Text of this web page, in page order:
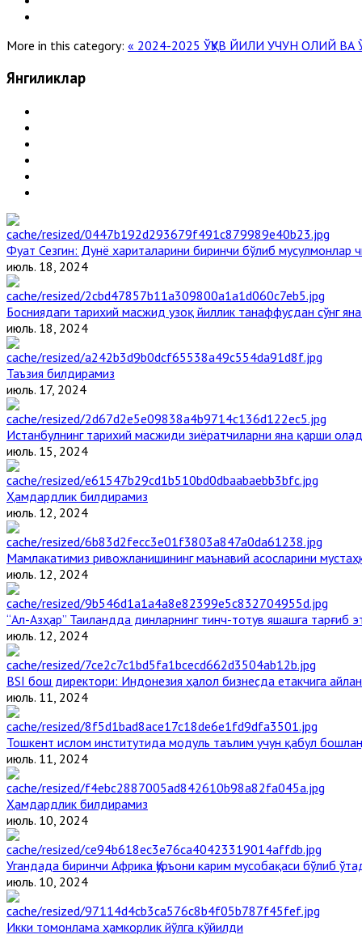
More in this category: « 2024-2025 ЎҚУВ ЙИЛИ УЧУН ОЛИЙ
Янгиликлар
Фуат Сезгин: Дунё хариталарини биринчи бўлиб мусулмонлар
июль. 18, 2024
Босниядаги тарихий масжид узоқ йиллик танаффусдан сўнг
июль. 18, 2024
Таъзия билдирамиз
июль. 17, 2024
Истанбулнинг тарихий масжиди зиёратчиларни яна қарши
июль. 15, 2024
Ҳамдардлик билдирамиз
июль. 12, 2024
Мамлакатимиз ривожланишининг маънавий асосларини
июль. 12, 2024
“Ал-Азҳар” Таиландда динларнинг тинч-тотув яшашга тарғиб
июль. 12, 2024
BSI бош директори: Индонезия ҳалол бизнесда етакчига
июль. 11, 2024
Тошкент ислом институтида модуль таълим учун қабул
июль. 11, 2024
Ҳамдардлик билдирамиз
июль. 10, 2024
Угандада биринчи Aфрика Қуръони карим мусобақаси бўлиб
июль. 10, 2024
Икки томонлама ҳамкорлик йўлга қўйилди